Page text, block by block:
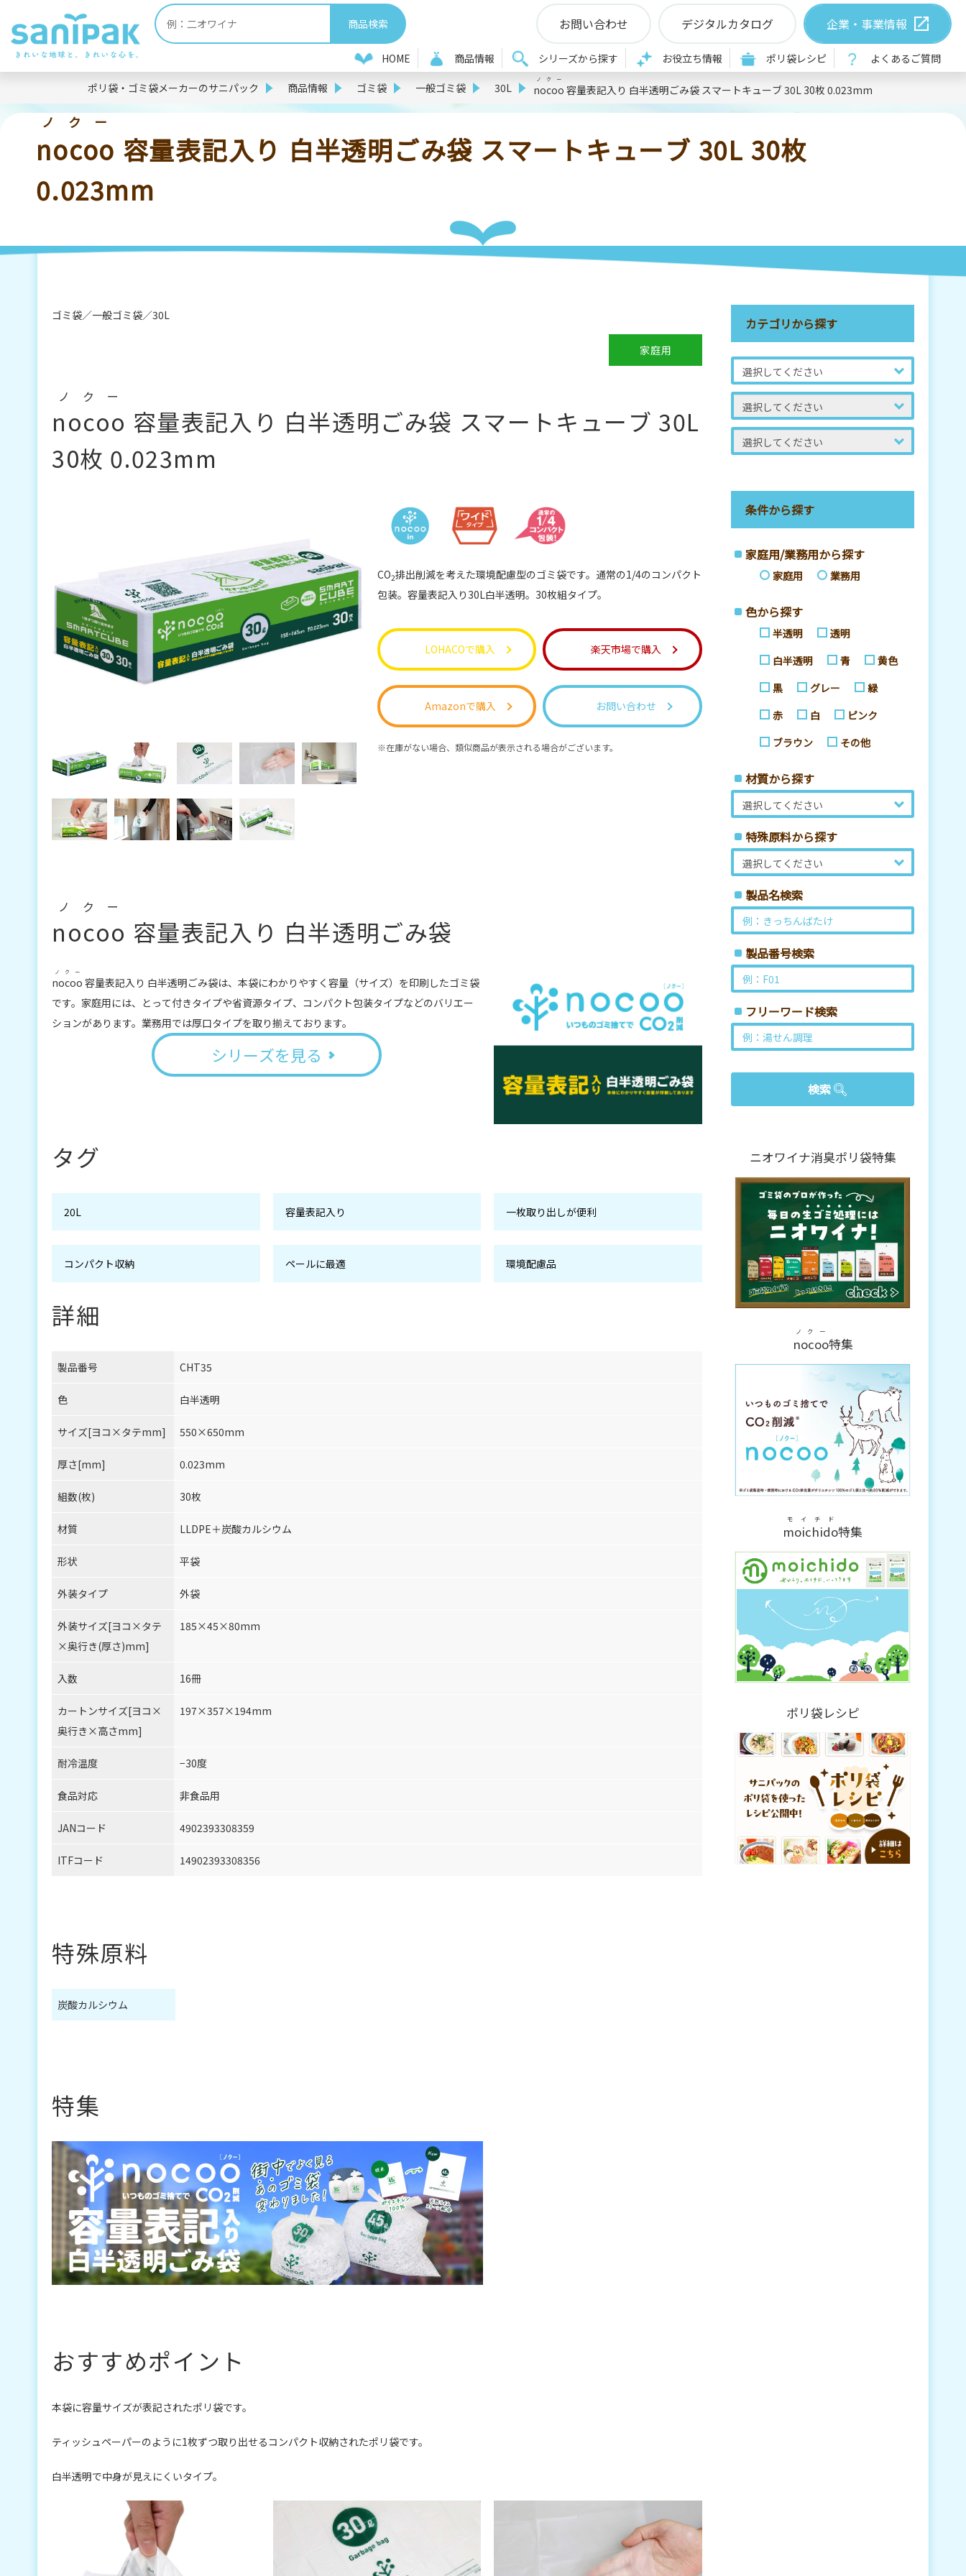
HOME 商品情報 シリーズから探す お役立ち情報 ポリ袋レシピ よくあるご質問
お問い合わせ デジタルカタログ 企業・事業情報
ポリ袋・ゴミ袋メーカーのサニパック 商品情報 ゴミ袋 一般ゴミ袋 30L nocoo
ノクー
容量表記入り 白半透明ごみ袋 スマートキューブ 30L 30枚 0.023mm
nocoo
ノクー
容量表記入り 白半透明ごみ袋 スマートキューブ 30L 30枚
0.023mm
ゴミ袋 一般ゴミ袋 30L
家庭用
nocoo
ノクー
容量表記入り 白半透明ごみ袋 スマートキューブ 30L
30枚 0.023mm
CO2排出削減を考えた環境配慮型のゴミ袋です。通常の1/4のコンパクト
包装。容量表記入り30L白半透明。30枚組タイプ。
LOHACOで購入 楽天市場で購入
Amazonで購入 お問い合わせ
在庫がない場合、類似商品が表示される場合がございます。
nocoo
ノクー
容量表記入り 白半透明ごみ袋
nocoo
ノクー
容量表記入り 白半透明ごみ袋は、本袋にわかりやすく容量（サイズ）を印刷したゴミ袋
です。家庭用には、とって付きタイプや省資源タイプ、コンパクト包装タイプなどのバリエー
ションがあります。業務用では厚口タイプを取り揃えております。
シリーズを見る
タグ
20L 容量表記入り 一枚取り出しが便利
コンパクト収納 ペールに最適 環境配慮品
詳細
製品番号 CHT35
色 白半透明
サイズ[ヨコ×タテmm] 550×650mm
厚さ[mm] 0.023mm
組数(枚) 30枚
材質 LLDPE＋炭酸カルシウム
形状 平袋
外装タイプ 外袋
外装サイズ[ヨコ×タテ
×奥行き(厚さ)mm]
185×45×80mm
入数 16冊
カートンサイズ[ヨコ×
奥行き×高さmm]
197×357×194mm
耐冷温度 −30度
食品対応 非食品用
JANコード 4902393308359
ITFコード 14902393308356
特殊原料
炭酸カルシウム
特集
おすすめポイント
本袋に容量サイズが表記されたポリ袋です。
ティッシュペーパーのように1枚ずつ取り出せるコンパクト収納されたポリ袋です。
白半透明で中身が見えにくいタイプ。
カテゴリから探す
条件から探す
家庭用/業務用から探す
家庭用 業務用
色から探す
半透明
透明
白半透明
青
黄色
黒
グレー
緑
赤
白
ピンク
ブラウン
その他
材質から探す
特殊原料から探す
製品名検索
製品番号検索
フリーワード検索
ニオワイナ消臭ポリ袋特集
nocoo
ノクー
特集
moichido
モイチド
特集
ポリ袋レシピ